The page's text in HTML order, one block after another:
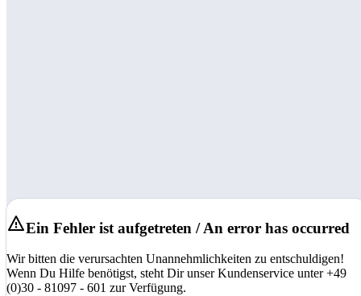
Ein Fehler ist aufgetreten / An error has occurred
Wir bitten die verursachten Unannehmlichkeiten zu entschuldigen!
Wenn Du Hilfe benötigst, steht Dir unser Kundenservice unter +49
(0)30 - 81097 - 601 zur Verfügung.